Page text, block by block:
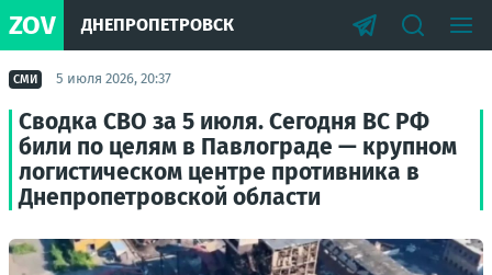
ZOV ДНЕПРОПЕТРОВСК
СМИ 5 июля 2026, 20:37
Сводка СВО за 5 июля. Сегодня ВС РФ
били по целям в Павлограде — крупном
логистическом центре противника в
Днепропетровской области